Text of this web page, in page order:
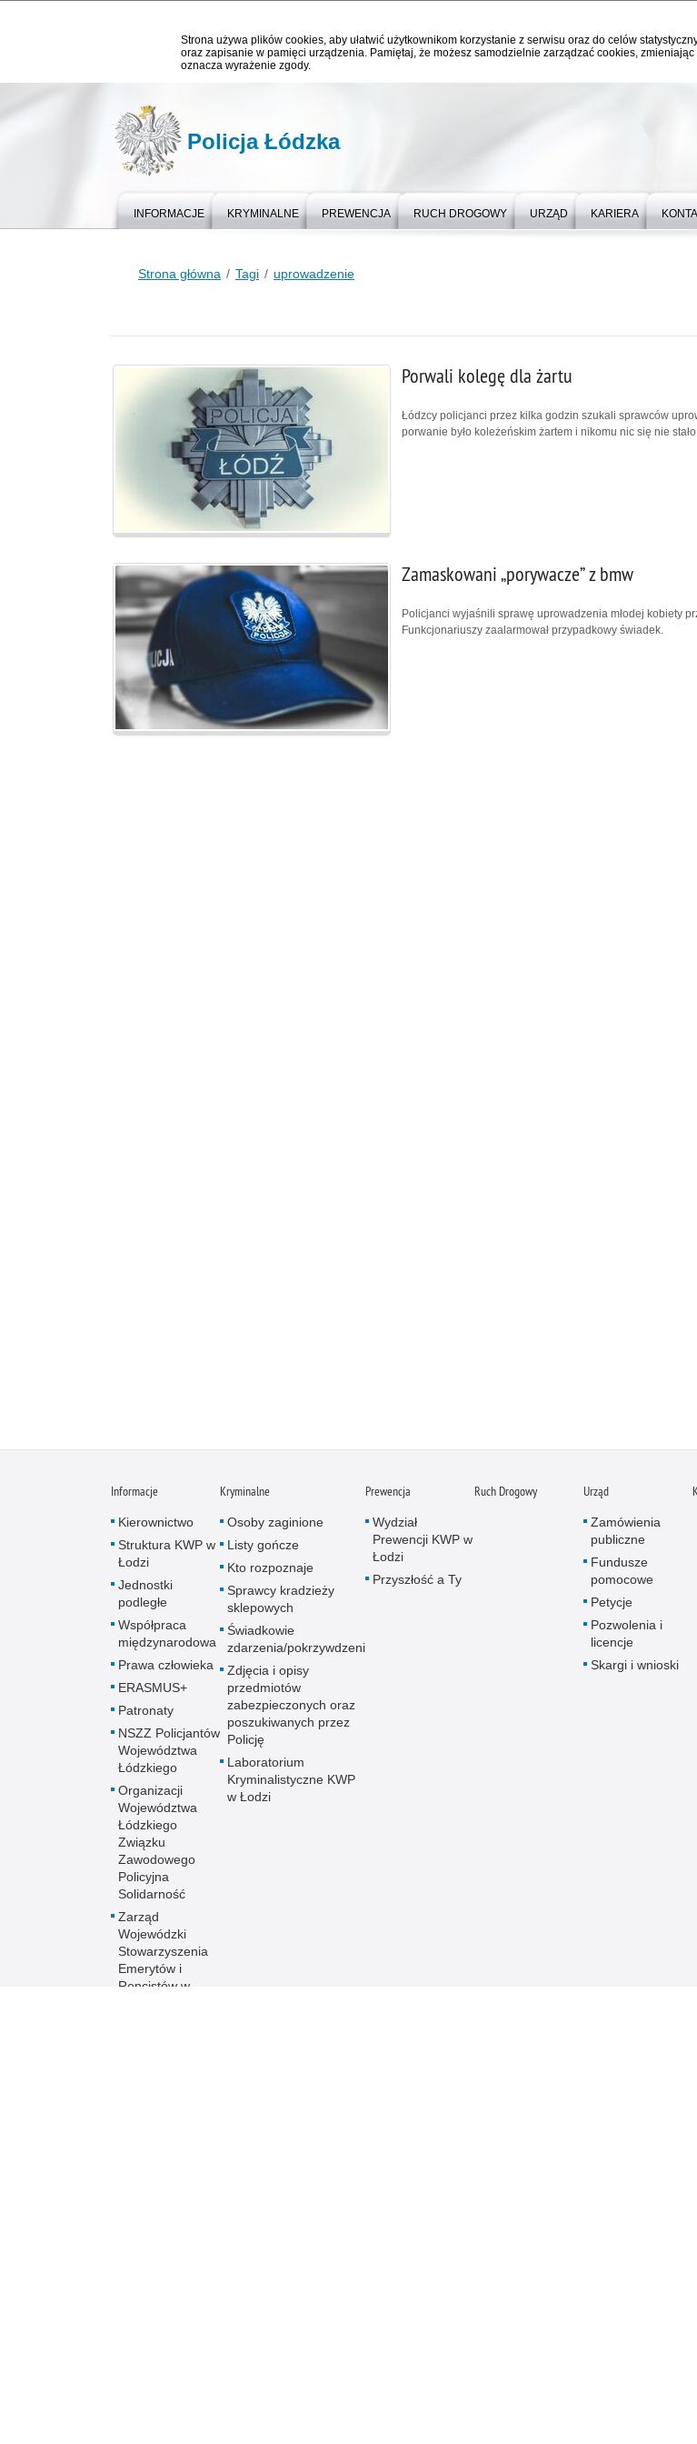
Strona używa plików cookies, aby ułatwić użytkownikom korzystanie z serwisu oraz do celów
oraz zapisanie w pamięci urządzenia. Pamiętaj, że możesz samodzielnie zarządzać cookies,
oznacza wyrażenie zgody.
Policja Łódzka
INFORMACJE KRYMINALNE PREWENCJA RUCH DROGOWY URZĄD KARIERA
Strona główna Tagi uprowadzenie
Porwali kolegę dla żartu
Łódzcy policjanci przez kilka godzin szukali sprawców
porwanie było koleżeńskim żartem i nikomu nic się nie stało.
Zamaskowani „porywacze” z bmw
Policjanci wyjaśnili sprawę uprowadzenia młodej kobiety
Funkcjonariuszy zaalarmował przypadkowy świadek.
Informacje
Kierownictwo
Struktura KWP w
Łodzi
Jednostki
podległe
Współpraca
międzynarodowa
Prawa człowieka
ERASMUS+
Patronaty
NSZZ Policjantów
Województwa
Łódzkiego
Organizacji
Województwa
Łódzkiego
Związku
Zawodowego
Policyjna
Solidarność
Zarząd
Wojewódzki
Stowarzyszenia
Emerytów i
Rencistów w
Kryminalne
Osoby zaginione
Listy gończe
Kto rozpoznaje
Sprawcy kradzieży
sklepowych
Świadkowie
zdarzenia/pokrzywdzeni
Zdjęcia i opisy
przedmiotów
zabezpieczonych oraz
poszukiwanych przez
Policję
Laboratorium
Kryminalistyczne KWP
w Łodzi
Prewencja
Wydział
Prewencji KWP w
Łodzi
Przyszłość a Ty
Ruch Drogowy Urząd
Zamówienia
publiczne
Fundusze
pomocowe
Petycje
Pozwolenia i
licencje
Skargi i wnioski